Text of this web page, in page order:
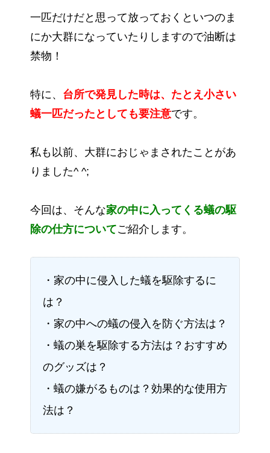
一匹だけだと思って放っておくといつのま
にか大群になっていたりしますので油断は
禁物！
特に、 台所で発見した時は、たとえ小さい
蟻一匹だったとしても要注意です。
私も以前、大群におじゃまされたことがあ
りました^ ^;
今回は、そんな家の中に入ってくる蟻の駆
除の仕方についてご紹介します。
・家の中に侵入した蟻を駆除するに
は？
・家の中への蟻の侵入を防ぐ方法は？
・蟻の巣を駆除する方法は？おすすめ
のグッズは？
・蟻の嫌がるものは？効果的な使用方
法は？